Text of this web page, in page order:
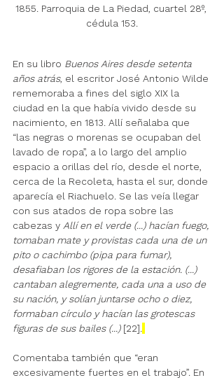
1855. Parroquia de La Piedad, cuartel 28º,
cédula 153.
En su libro Buenos Aires desde setenta
años atrás, el escritor José Antonio Wilde
rememoraba a fines del siglo XIX la
ciudad en la que había vivido desde su
nacimiento, en 1813. Allí señalaba que
“las negras o morenas se ocupaban del
lavado de ropa”, a lo largo del amplio
espacio a orillas del río, desde el norte,
cerca de la Recoleta, hasta el sur, donde
aparecía el Riachuelo. Se las veía llegar
con sus atados de ropa sobre las
cabezas y Allí en el verde (...) hacían fuego,
tomaban mate y provistas cada una de un
pito o cachimbo (pipa para fumar),
desafiaban los rigores de la estación. (...)
cantaban alegremente, cada una a uso de
su nación, y solían juntarse ocho o diez,
formaban círculo y hacían las grotescas
figuras de sus bailes (...) [22].
Comentaba también que “eran
excesivamente fuertes en el trabajo”. En